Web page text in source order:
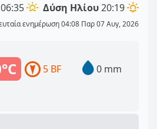
06:35 Δύση Ηλίου20:19
ενημέρωση 04:08 Παρ 07 Αυγ, 2026
5 BF 0 mm